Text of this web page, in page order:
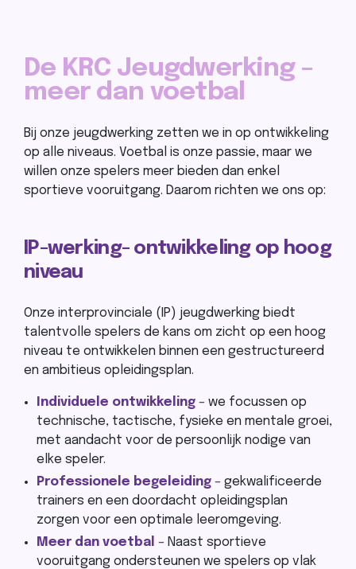
De KRC Jeugdwerking –
meer dan voetbal
Bij onze jeugdwerking zetten we in op ontwikkeling
op alle niveaus. Voetbal is onze passie, maar we
willen onze spelers meer bieden dan enkel
sportieve vooruitgang. Daarom richten we ons op:
IP-werking- ontwikkeling op hoog
niveau
Onze interprovinciale (IP) jeugdwerking biedt
talentvolle spelers de kans om zicht op een hoog
niveau te ontwikkelen binnen een gestructureerd
en ambitieus opleidingsplan.
Individuele ontwikkeling – we focussen op
technische, tactische, fysieke en mentale groei,
met aandacht voor de persoonlijk nodige van
elke speler.
Professionele begeleiding – gekwalificeerde
trainers en een doordacht opleidingsplan
zorgen voor een optimale leeromgeving.
Meer dan voetbal – Naast sportieve
vooruitgang ondersteunen we spelers op vlak